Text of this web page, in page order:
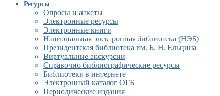
Ресурсы
Опросы и анкеты
Электронные ресурсы
Электронные книги
Национальная электронная библиотека (НЭБ)
Президентская библиотека им. Б. Н. Ельцина
Виртуальные экскурсии
Справочно-библиографические ресурсы
Библиотеки в интернете
Электронный каталог ОГБ
Периодические издания